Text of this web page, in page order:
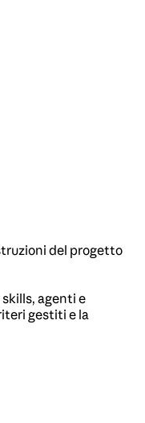
del progetto
skills, agenti e
gestiti e la